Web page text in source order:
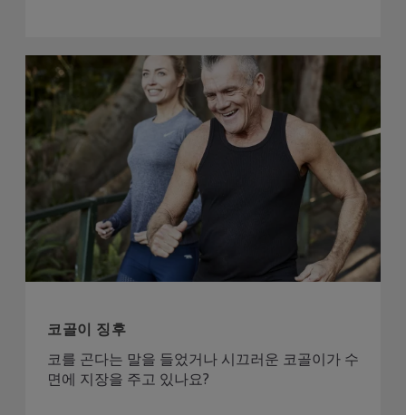
코골이 징후
코를 곤다는 말을 들었거나 시끄러운 코골이가 수
면에 지장을 주고 있나요?